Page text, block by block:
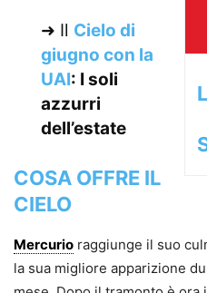
➜ Il Cielo di
giugno con la
UAI: I soli
azzurri
dell’estate
COSA OFFRE IL
CIELO
Mercurio raggiunge il suo
la sua migliore apparizione